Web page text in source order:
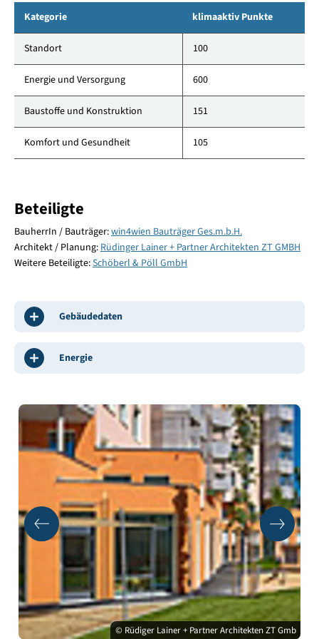
Kategorie klimaaktiv Punkte
Standort 100
Energie und Versorgung 600
Baustoffe und Konstruktion 151
Komfort und Gesundheit 105
Beteiligte
BauherrIn / Bauträger:win4wien Bauträger Ges.m.b.H.
Architekt / Planung:Rüdinger Lainer + Partner Architekten ZT GMBH
Weitere Beteiligte:Schöberl & Pöll GmbH
Gebäudedaten
Energie
© Rüdiger Lainer + Partner Architekten ZT Gmb